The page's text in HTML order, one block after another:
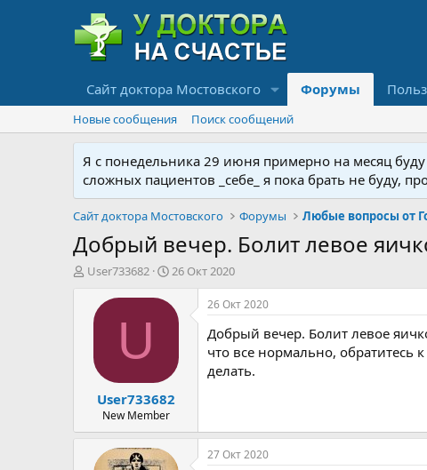
Сайт доктора Мостовского Форумы
Новые сообщения Поиск сообщений
Я с понедельника 29 июня примерно на месяц буду
сложных пациентов _себе_ я пока брать не буду,
Сайт доктора Мостовского Форумы Любые вопросы от
Добрый вечер. Болит левое
А
User733682
Д
т
а
ч
л
26 Окт 2020
U
User733682
New Member
26 Окт 2020
Добрый вечер. Болит левое
что все нормально, обратитесь
делать.
27 Окт 2020